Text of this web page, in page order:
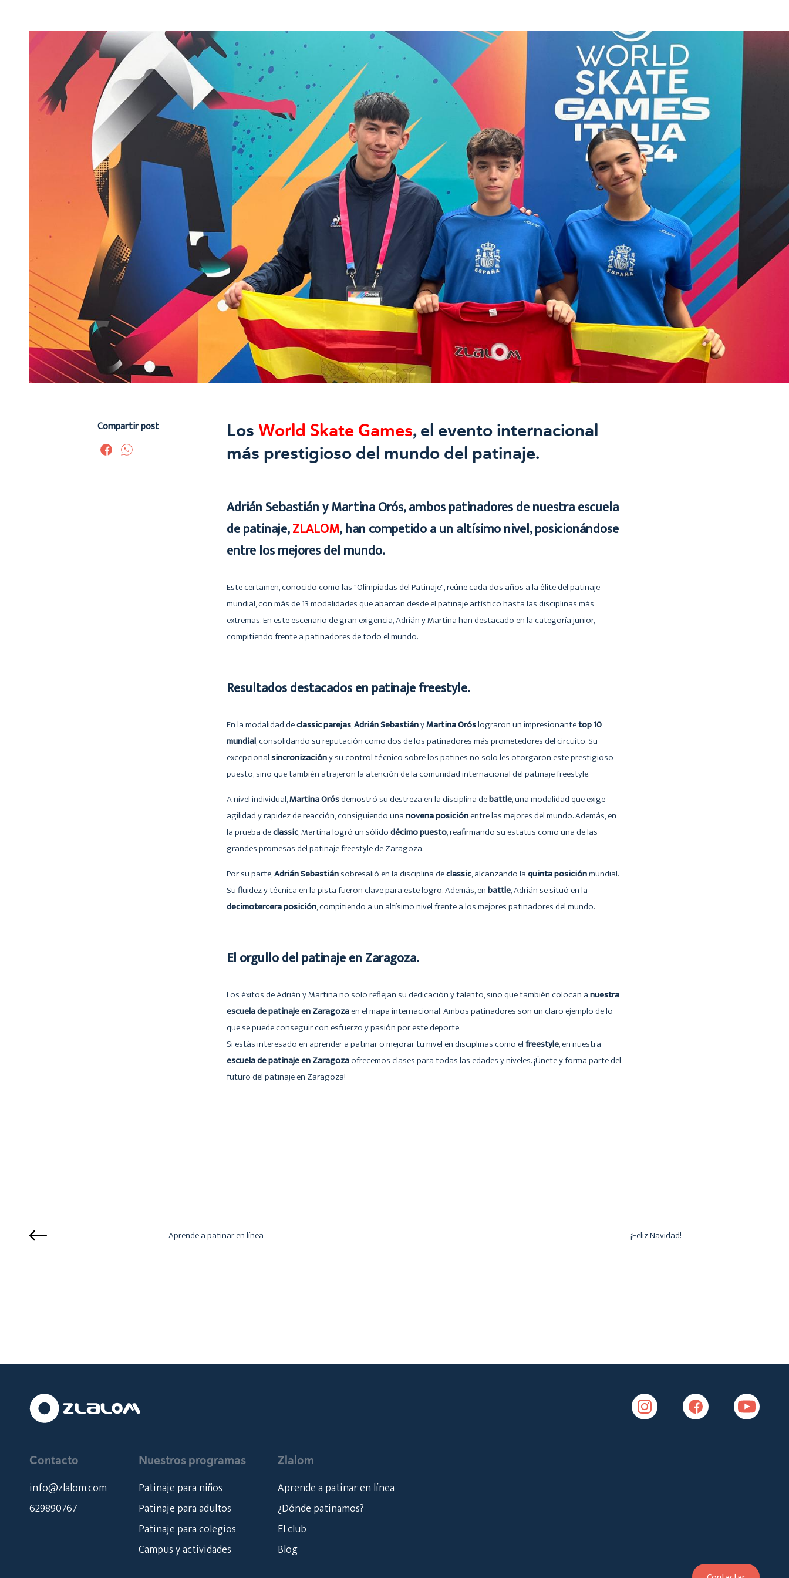
Compartir post Los World Skate Games, el evento internacional
más prestigioso del mundo del patinaje.
Adrián SebastiányMartina Orós, ambos patinadores de nuestra escuela
de patinaje,ZLALOM, han competido a un altísimo nivel, posicionándose
entre los mejores del mundo.
Este certamen, conocido como las "Olimpiadas del Patinaje", reúne cada dos años a la élite del patinaje
mundial, con más de 13 modalidades que abarcan desde el patinaje artístico hasta las disciplinas más
extremas. En este escenario de gran exigencia, Adrián y Martina han destacado en la categoría junior,
compitiendo frente a patinadores de todo el mundo.
Resultados destacados en patinaje freestyle.
En la modalidad declassic parejas,Adrián SebastiányMartina Oróslograron un impresionantetop 10
mundial, consolidando su reputación como dos de los patinadores más prometedores del circuito. Su
excepcionalsincronizacióny su control técnico sobre los patines no solo les otorgaron este prestigioso
puesto, sino que también atrajeron la atención de la comunidad internacional del patinaje freestyle.
A nivel individual,Martina Orósdemostró su destreza en la disciplina debattle, una modalidad que exige
agilidad y rapidez de reacción, consiguiendo unanovena posiciónentre las mejores del mundo. Además, en
la prueba declassic, Martina logró un sólidodécimo puesto, reafirmando su estatus como una de las
grandes promesas del patinaje freestyle de Zaragoza.
Por su parte,Adrián Sebastiánsobresalió en la disciplina declassic, alcanzando laquinta posiciónmundial.
Su fluidez y técnica en la pista fueron clave para este logro. Además, enbattle, Adrián se situó en la
decimotercera posición, compitiendo a un altísimo nivel frente a los mejores patinadores del mundo.
El orgullo del patinaje en Zaragoza.
Los éxitos de Adrián y Martina no solo reflejan su dedicación y talento, sino que también colocan anuestra
escuela de patinaje en Zaragozaen el mapa internacional. Ambos patinadores son un claro ejemplo de lo
que se puede conseguir con esfuerzo y pasión por este deporte.
Si estás interesado en aprender a patinar o mejorar tu nivel en disciplinas como elfreestyle, en nuestra
escuela de patinaje en Zaragozaofrecemos clases para todas las edades y niveles. ¡Únete y forma parte del
futuro del patinaje en Zaragoza!
Aprende a patinar en línea ¡Feliz Navidad!
Contacto
info@zlalom.com
629890767
Nuestros programas
Patinaje para niños
Patinaje para adultos
Patinaje para colegios
Campus y actividades
Zlalom
Aprende a patinar en línea
¿Dónde patinamos?
El club
Blog